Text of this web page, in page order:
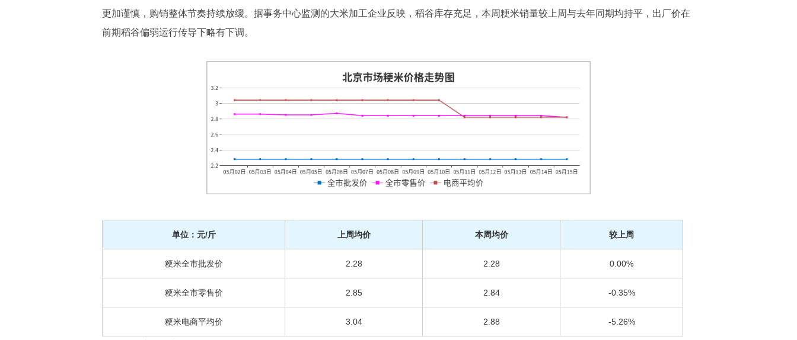
更加谨慎，购销整体节奏持续放缓。据事务中心监测的大米加工企业反映，稻谷库存充足，本周粳米销量较上周与去年同期均持平，出厂价在
前期稻谷偏弱运行传导下略有下调。
单位：元/斤 上周均价 本周均价 较上周
粳米全市批发价 2.28 2.28 0.00%
粳米全市零售价 2.85 2.84 -0.35%
粳米电商平均价 3.04 2.88 -5.26%